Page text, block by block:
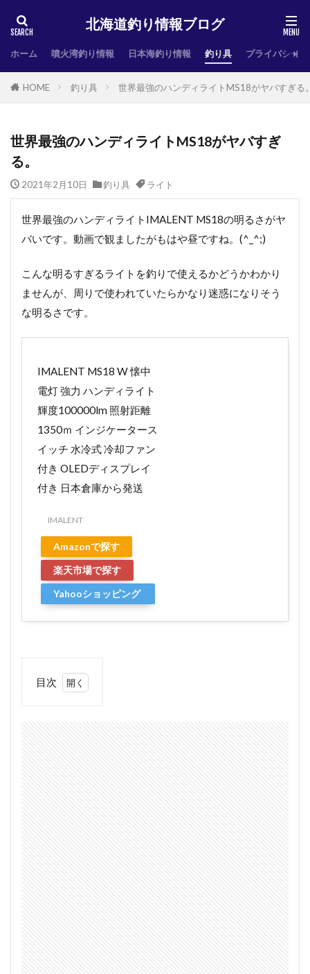
北海道釣り情報ブログ
ホーム 噴火湾釣り情報 日本海釣り情報 釣り具 プライバシー
HOME 釣り具 世界最強のハンディライトMS18がヤバすぎる
世界最強のハンディライトMS18がヤバすぎ
る。
2021年2月10日 釣り具 ライト
世界最強のハンディライトIMALENT MS18の明るさがヤ
バいです。動画で観ましたがもはや昼ですね。(^_^;)
こんな明るすぎるライトを釣りで使えるかどうかわかり
ませんが、周りで使われていたらかなり迷惑になりそう
な明るさです。
IMALENT MS18 W 懐中
電灯 強力 ハンディライト
輝度100000lm 照射距離
1350ｍ インジケータース
イッチ 水冷式 冷却ファン
付き OLEDディスプレイ
付き 日本倉庫から発送
IMALENT
Amazonで探す
楽天市場で探す
Yahooショッピング
目次